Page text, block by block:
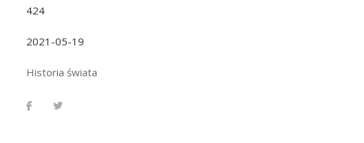
424
2021-05-19
Historia świata